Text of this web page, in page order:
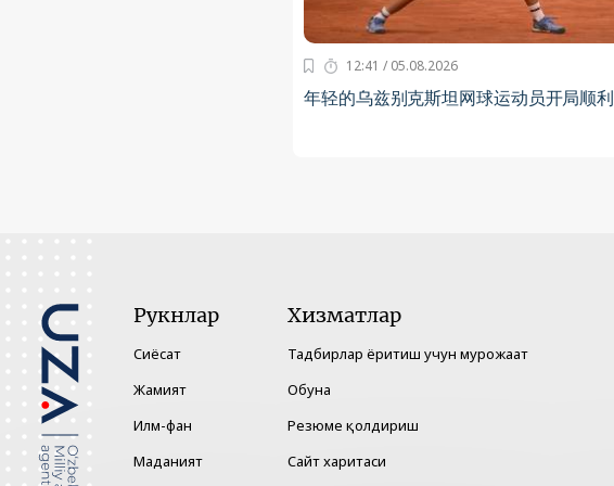
12:41 / 05.08.2026
年轻的乌兹别克斯坦网球运动员开局顺利
Рукнлар
Сиёсат
Жамият
Илм-фан
Маданият
Хизматлар
Тадбирлар ёритиш учун мурожаат
Обуна
Резюме қолдириш
Сайт харитаси